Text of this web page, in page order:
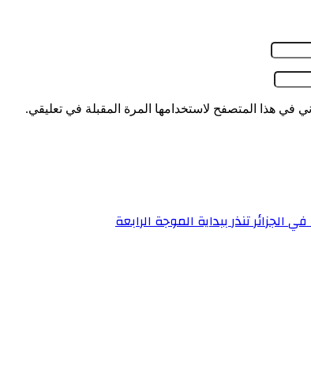
في هذا المتصفح لاستخدامها المرة المقبلة في تعليقي.
تنذر ببداية الموجة الرابعة